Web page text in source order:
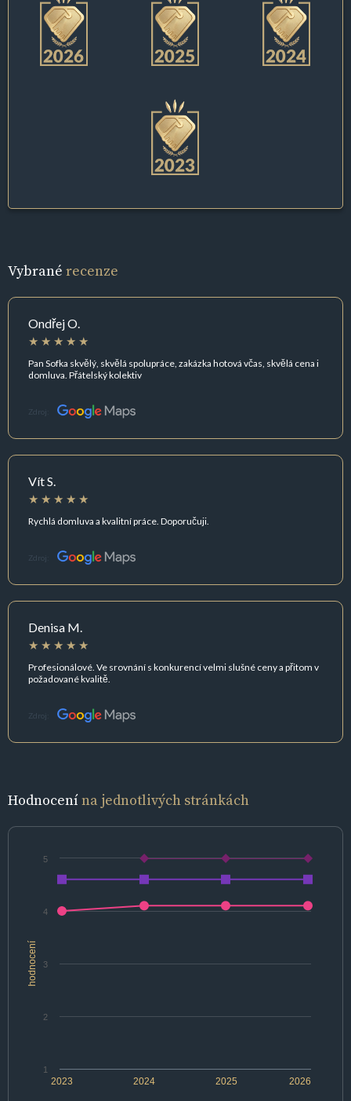
Vybrané recenze
Ondřej O.
Pan Sofka skvělý, skvělá spolupráce, zakázka hotová včas, skvělá cena i
domluva. Přátelský kolektiv
Zdroj:
Vít S.
Rychlá domluva a kvalitní práce. Doporučuji.
Zdroj:
Denisa M.
Profesionálové. Ve srovnání s konkurencí velmi slušné ceny a přitom v
požadované kvalitě.
Zdroj:
Hodnocenína jednotlivých stránkách
hodnocení
2024 2026
2023 2025
1
2
3
4
5